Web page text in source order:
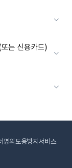
는 신용카드)
명의도용방지서비스